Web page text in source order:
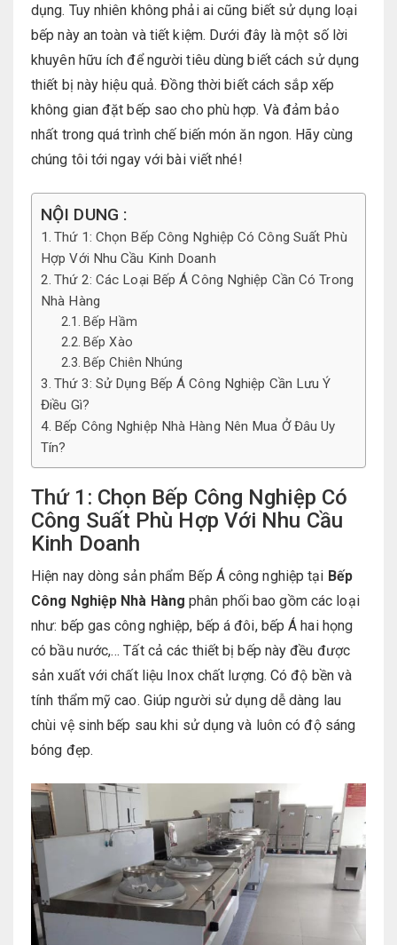
dụng. Tuy nhiên không phải ai cũng biết sử dụng loại
bếp này an toàn và tiết kiệm. Dưới đây là một số lời
khuyên hữu ích để người tiêu dùng biết cách sử dụng
thiết bị này hiệu quả. Đồng thời biết cách sắp xếp
không gian đặt bếp sao cho phù hợp. Và đảm bảo
nhất trong quá trình chế biến món ăn ngon. Hãy cùng
chúng tôi tới ngay với bài viết nhé!
NỘI DUNG :
Thứ 1: Chọn Bếp Công Nghiệp Có Công Suất Phù
Hợp Với Nhu Cầu Kinh Doanh
Thứ 2: Các Loại Bếp Á Công Nghiệp Cần Có Trong
Nhà Hàng
Bếp Hầm
Bếp Xào
Bếp Chiên Nhúng
Thứ 3: Sử Dụng Bếp Á Công Nghiệp Cần Lưu Ý
Điều Gì?
Bếp Công Nghiệp Nhà Hàng Nên Mua Ở Đâu Uy
Tín?
Thứ 1: Chọn Bếp Công Nghiệp Có
Công Suất Phù Hợp Với Nhu Cầu
Kinh Doanh
Hiện nay dòng sản phẩm Bếp Á công nghiệp tại Bếp
Công Nghiệp Nhà Hàng phân phối bao gồm các loại
như: bếp gas công nghiệp, bếp á đôi, bếp Á hai họng
có bầu nước,… Tất cả các thiết bị bếp này đều được
sản xuất với chất liệu Inox chất lượng. Có độ bền và
tính thẩm mỹ cao. Giúp người sử dụng dễ dàng lau
chùi vệ sinh bếp sau khi sử dụng và luôn có độ sáng
bóng đẹp.